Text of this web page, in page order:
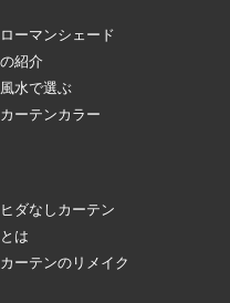
ローマンシェード
の紹介
風水で選ぶ
カーテンカラー
ヒダなしカーテン
とは
カーテンのリメイク